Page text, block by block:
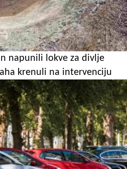
napunili lokve za divlje
krenuli na intervenciju